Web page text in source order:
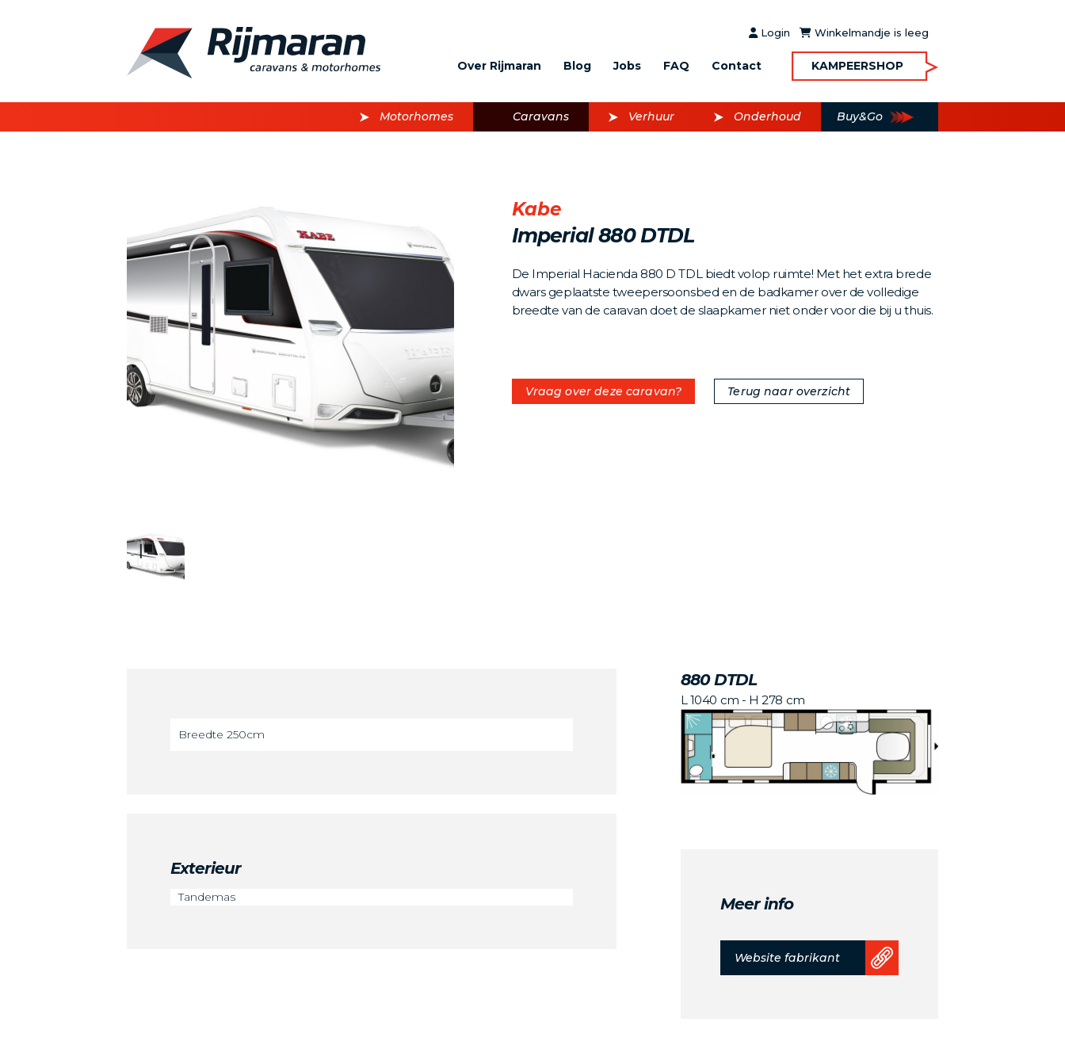
Login Winkelmandje is leeg
Over Rijmaran Blog Jobs FAQ Contact KAMPEERSHOP
Motorhomes Caravans Verhuur Onderhoud Buy&Go
Kabe
Imperial 880 DTDL
De Imperial Hacienda 880 D TDL biedt volop ruimte! Met het extra brede
dwars geplaatste tweepersoonsbed en de badkamer over de volledige
breedte van de caravan doet de slaapkamer niet onder voor die bij u thuis.
Vraag over deze caravan? Terug naar overzicht
Breedte 250cm
Exterieur
Tandemas
880 DTDL
L 1040 cm - H 278 cm
Meer info
Website fabrikant